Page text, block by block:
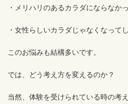
・メリハリのあるカラダにならなか
・女性らしいカラダじゃなくなって
このお悩みも結構多いです。
では、どう考え方を変えるのか？
当然、体験を受けられている時の考